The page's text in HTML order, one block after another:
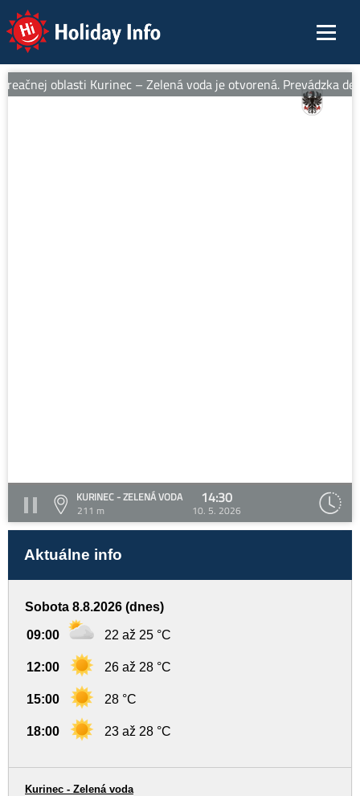
Holiday Info
oblasti Kurinec – Zelená voda je otvorená. Prevádzka
KURINEC - ZELENÁ VODA
211 m
14:30
10. 5. 2026
Aktuálne info
Sobota 8.8.2026 (dnes)
09:00 22 až 25 °C
12:00 26 až 28 °C
15:00 28 °C
18:00 23 až 28 °C
Kurinec - Zelená voda